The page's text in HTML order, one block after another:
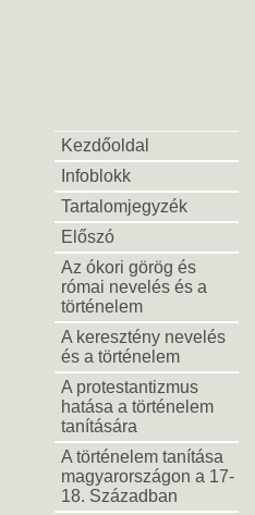
Kezdőoldal
Infoblokk
Tartalomjegyzék
Előszó
Az ókori görög és
római nevelés és a
történelem
A keresztény nevelés
és a történelem
A protestantizmus
hatása a történelem
tanítására
A történelem tanítása
magyarországon a 17-
18. Században